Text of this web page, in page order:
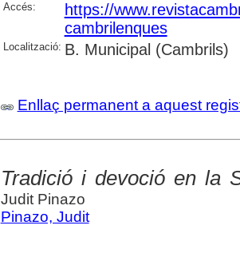
Accés:
https://
cambrilenques
Localització: B. Municipal (Cambrils)
Enllaç permanent a aquest
Tradició i devoció en la
Judit Pinazo
Pinazo, Judit